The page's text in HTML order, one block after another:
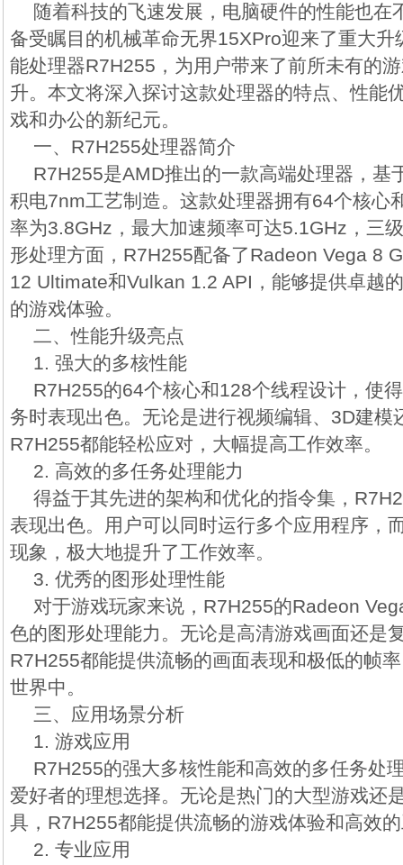
随着科技的飞速发展，电脑硬件的性能也在
备受瞩目的机械革命无界15XPro迎来了重大升
能处理器R7H255，为用户带来了前所未有的
升。本文将深入探讨这款处理器的特点、性能
戏和办公的新纪元。
一、R7H255处理器简介
R7H255是AMD推出的一款高端处理器，基
积电7nm工艺制造。这款处理器拥有64个核心
率为3.8GHz，最大加速频率可达5.1GHz，三
形处理方面，R7H255配备了Radeon Vega 8
12 Ultimate和Vulkan 1.2 API，能够提供卓越
的游戏体验。
二、性能升级亮点
1. 强大的多核性能
R7H255的64个核心和128个线程设计，使
务时表现出色。无论是进行视频编辑、3D建模
R7H255都能轻松应对，大幅提高工作效率。
2. 高效的多任务处理能力
得益于其先进的架构和优化的指令集，
表现出色。用户可以同时运行多个应用程序，
现象，极大地提升了工作效率。
3. 优秀的图形处理性能
对于游戏玩家来说，R7H255的Radeon
色的图形处理能力。无论是高清游戏画面还是
R7H255都能提供流畅的画面表现和极低的帧
世界中。
三、应用场景分析
1. 游戏应用
R7H255的强大多核性能和高效的多任务处
爱好者的理想选择。无论是热门的大型游戏还
具，R7H255都能提供流畅的游戏体验和高效
2. 专业应用